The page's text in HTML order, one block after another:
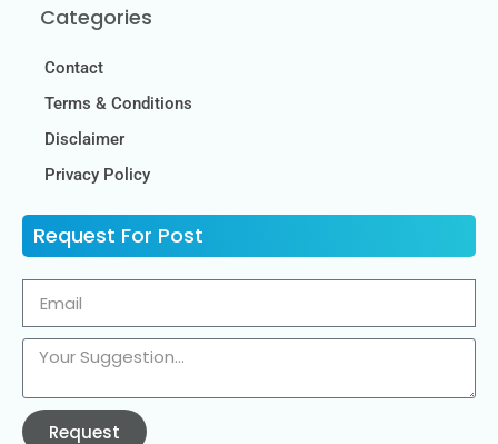
Categories
Contact
Terms & Conditions
Disclaimer
Privacy Policy
Request For Post
Request